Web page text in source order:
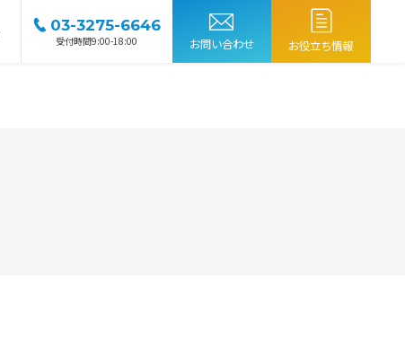
03-3275-6646
受付時間9:00-18:00 お問い合わせ お役立ち情報